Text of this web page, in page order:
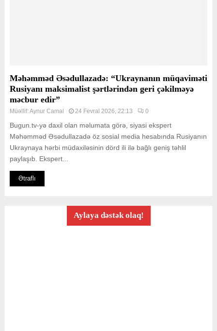
Məhəmməd Əsədullazadə: “Ukraynanın müqaviməti
Rusiyanı maksimalist şərtlərindən geri çəkilməyə
məcbur edir”
Müəllif:Aynur Camal 24 Fevral 2026, 22:13 0
Bugun.tv-yə daxil olan məlumata görə, siyasi ekspert
Məhəmməd Əsədullazadə öz sosial media hesabında Rusiyanın
Ukraynaya hərbi müdaxiləsinin dörd ili ilə bağlı geniş təhlil
paylaşıb. Ekspert...
Ətraflı
Aylaya dəstək olaq!